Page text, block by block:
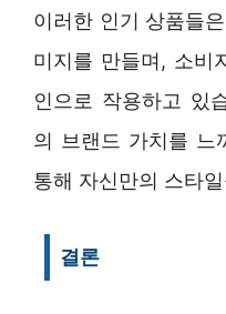
이러한 인기 상품들
미지를 만들며, 소비
인으로 작용하고 있
의 브랜드 가치를 느
통해 자신만의 스타
결론